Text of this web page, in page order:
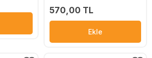
570,00 TL
Ekle